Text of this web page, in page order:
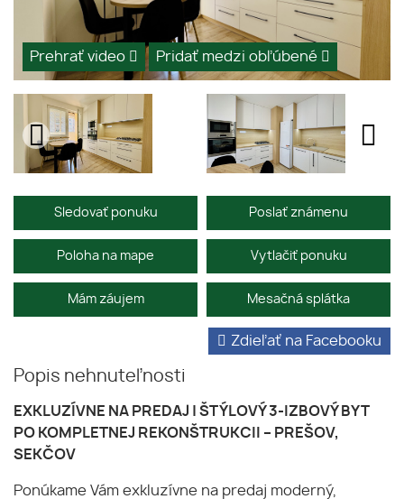
Prehrať video Pridať medzi obľúbené
Sledovať ponuku Poslať známenu
Poloha na mape Vytlačiť ponuku
Mám záujem Mesačná splátka
Popis nehnuteľnosti
Zdieľať na Facebooku
EXKLUZÍVNE NA PREDAJ | ŠTÝLOVÝ 3-IZBOVÝ BYT
PO KOMPLETNEJ REKONŠTRUKCII – PREŠOV,
SEKČOV
Ponúkame Vám exkluzívne na predaj moderný,